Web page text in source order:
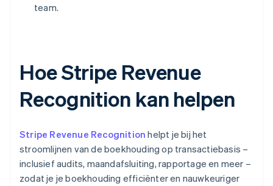
team.
Hoe Stripe Revenue
Recognition kan helpen
Stripe Revenue Recognition helpt je bij het
stroomlijnen van de boekhouding op transactiebasis –
inclusief audits, maandafsluiting, rapportage en meer –
zodat je je boekhouding efficiënter en nauwkeuriger